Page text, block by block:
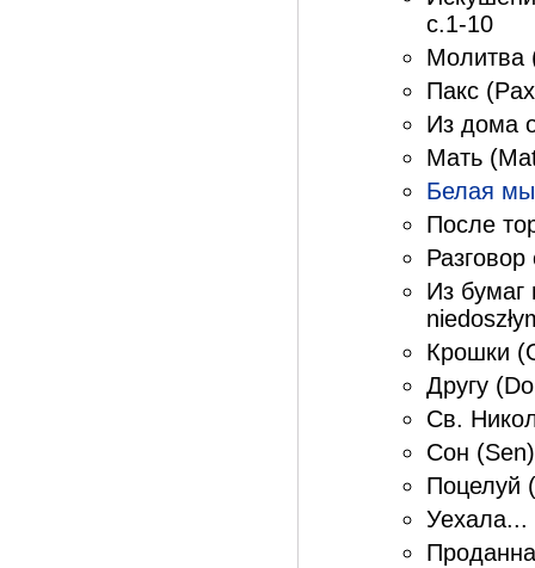
с.1-10
Молитва
Пакс
Из дома
Мать
Белая
После
Из бумаг
Крошки
Другу
Св.
Сон
Поцелуй
Уехала...